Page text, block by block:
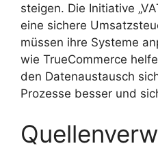
steigen. Die Initiative
eine sichere
müssen ihre Systeme
wie TrueCommerce
den Datenaustausch
Prozesse besser und